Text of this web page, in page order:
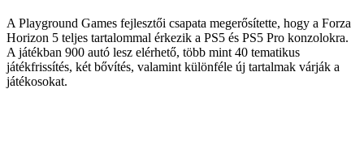
A Playground Games fejlesztői csapata megerősítette, hogy a Forza
Horizon 5 teljes tartalommal érkezik a PS5 és PS5 Pro konzolokra.
A játékban 900 autó lesz elérhető, több mint 40 tematikus
játékfrissítés, két bővítés, valamint különféle új tartalmak várják a
játékosokat.